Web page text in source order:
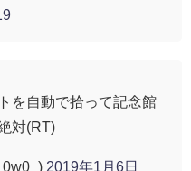
を自動で拾って記念館
対(RT)
2019年1月6日